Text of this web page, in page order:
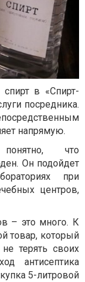
в «Спирт-
посредника.
напрямую.
что
Он подойдет
при
центров,
– это много. К
товар, который
терять своих
антисептика
5-литровой